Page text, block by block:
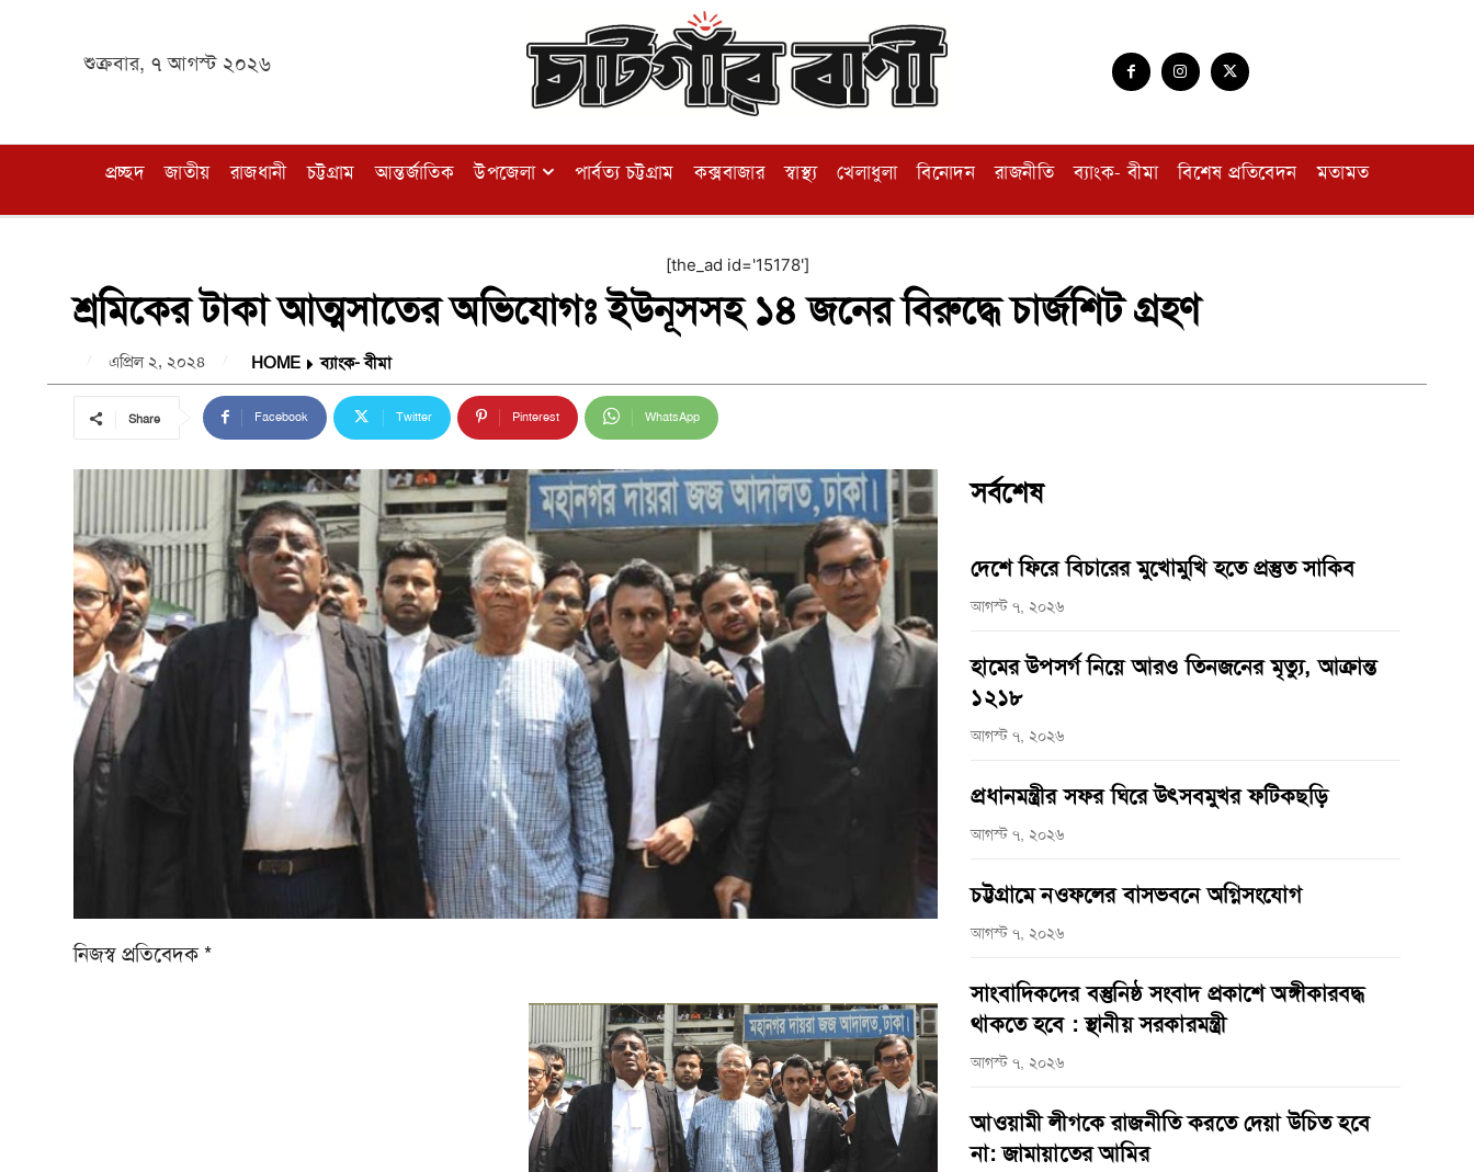
শুক্রবার, ৭ আগস্ট ২০২৬
প্রচ্ছদ জাতীয় রাজধানী চট্টগ্রাম আন্তর্জাতিক উপজেলা পার্বত্য চট্টগ্রাম কক্সবাজার স্বাস্থ্য খেলাধুলা বিনোদন রাজনীতি ব্যাংক- বীমা বিশেষ প্রতিবেদন মতামত
[the_ad id='15178']
শ্রমিকের টাকা আত্মসাতের অভিযোগঃ ইউনূসসহ ১৪ জনের বিরুদ্ধে চার্জশিট গ্রহণ
এপ্রিল ২, ২০২৪ HOME ব্যাংক- বীমা
Share Facebook Twitter Pinterest WhatsApp
নিজস্ব প্রতিবেদক *
সর্বশেষ
দেশে ফিরে বিচারের মুখোমুখি হতে প্রস্তুত সাকিব
আগস্ট ৭, ২০২৬
হামের উপসর্গ নিয়ে আরও তিনজনের মৃত্যু, আক্রান্ত
১২১৮
আগস্ট ৭, ২০২৬
প্রধানমন্ত্রীর সফর ঘিরে উৎসবমুখর ফটিকছড়ি
আগস্ট ৭, ২০২৬
চট্টগ্রামে নওফলের বাসভবনে অগ্নিসংযোগ
আগস্ট ৭, ২০২৬
সাংবাদিকদের বস্তুনিষ্ঠ সংবাদ প্রকাশে অঙ্গীকারবদ্ধ
থাকতে হবে : স্থানীয় সরকারমন্ত্রী
আগস্ট ৭, ২০২৬
আওয়ামী লীগকে রাজনীতি করতে দেয়া উচিত হবে
না: জামায়াতের আমির